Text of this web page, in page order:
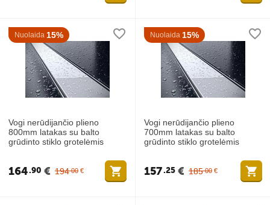
Nuolaida 15%
Vogi nerūdijančio plieno
800mm latakas su balto
grūdinto stiklo grotelėmis
194 00 €
164 90 €
Nuolaida 15%
Vogi nerūdijančio plieno
700mm latakas su balto
grūdinto stiklo grotelėmis
185 00 €
157 25 €